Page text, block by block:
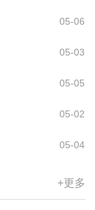
05-06
05-03
05-05
05-02
05-04
+更多